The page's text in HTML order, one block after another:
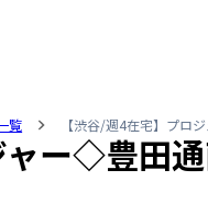
覧 【渋谷/週4在宅】プロ
ャー◇豊田